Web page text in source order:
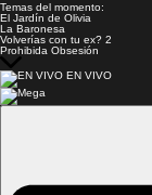
Temas del momento:
El Jardín de Olivia
La Baronesa
Volverías con tu ex? 2
Prohibida Obsesión
EN VIVO